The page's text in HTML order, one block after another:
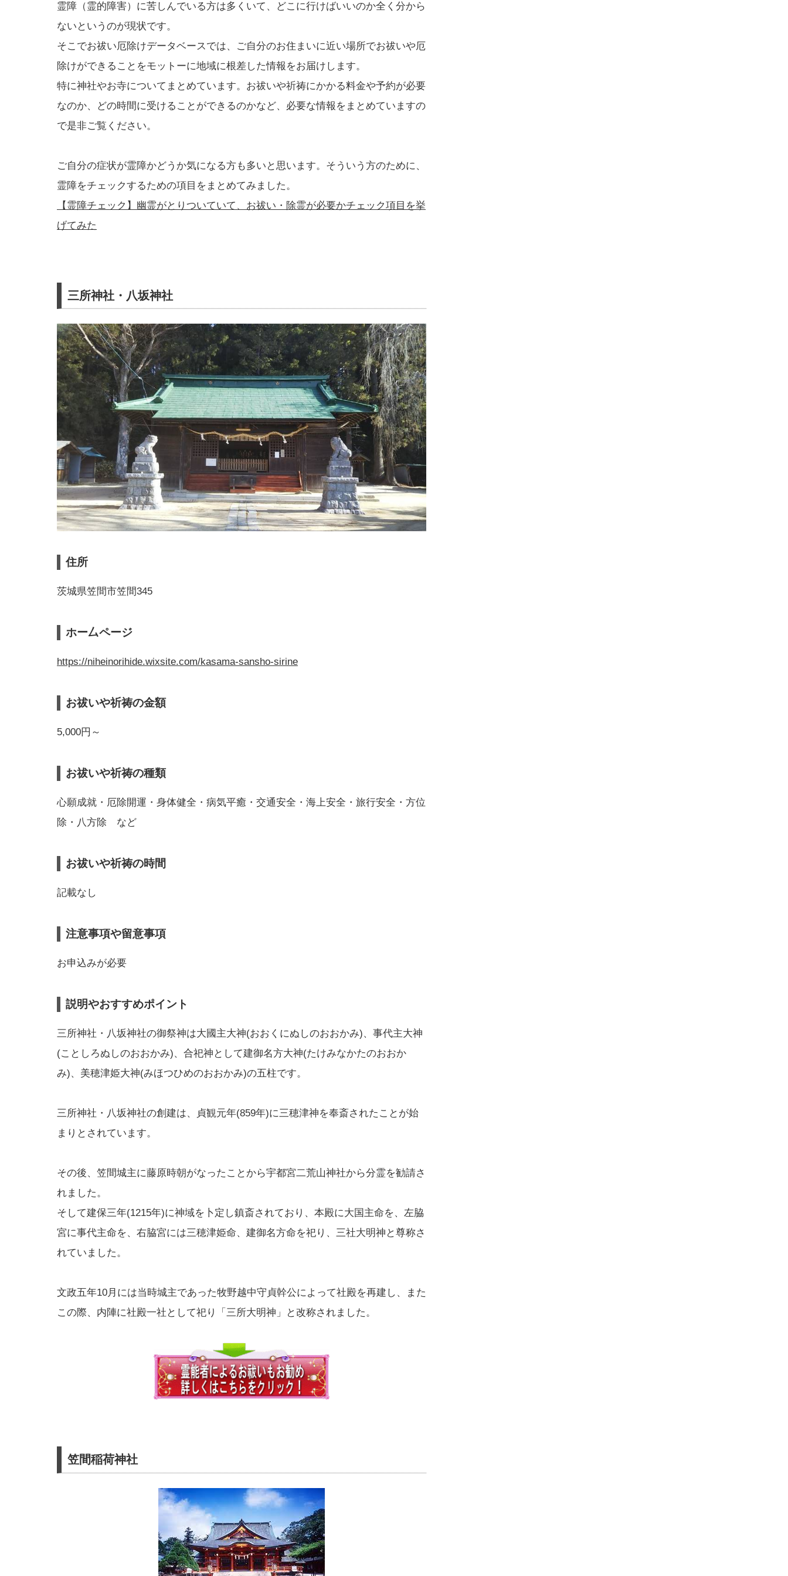
霊障（霊的障害）に苦しんでいる方は多くいて、どこに行けばいいのか全く分から
ないというのが現状です。
そこでお祓い厄除けデータベースでは、ご自分のお住まいに近い場所でお祓いや厄
除けができることをモットーに地域に根差した情報をお届けします。
特に神社やお寺についてまとめています。お祓いや祈祷にかかる料金や予約が必要
なのか、どの時間に受けることができるのかなど、必要な情報をまとめていますの
で是非ご覧ください。
ご自分の症状が霊障かどうか気になる方も多いと思います。そういう方のために、
霊障をチェックするための項目をまとめてみました。
【霊障チェック】幽霊がとりついていて、お祓い・除霊が必要かチェック項目を挙
げてみた
三所神社・八坂神社
住所
茨城県笠間市笠間345
ホー厶ページ
https://niheinorihide.wixsite.com/kasama-sansho-sirine
お祓いや祈祷の金額
5,000円～
お祓いや祈祷の種類
心願成就・厄除開運・身体健全・病気平癒・交通安全・海上安全・旅行安全・方位
除・八方除 など
お祓いや祈祷の時間
記載なし
注意事項や留意事項
お申込みが必要
説明やおすすめポイント
三所神社・八坂神社の御祭神は大國主大神(おおくにぬしのおおかみ)、事代主大神
(ことしろぬしのおおかみ)、合祀神として建御名方大神(たけみなかたのおおか
み)、美穂津姫大神(みほつひめのおおかみ)の五柱です。
三所神社・八坂神社の創建は、貞観元年(859年)に三穂津神を奉斎されたことが始
まりとされています。
その後、笠間城主に藤原時朝がなったことから宇都宮二荒山神社から分霊を勧請さ
れました。
そして建保三年(1215年)に神域を卜定し鎮斎されており、本殿に大国主命を、左脇
宮に事代主命を、右脇宮には三穂津姫命、建御名方命を祀り、三社大明神と尊称さ
れていました。
文政五年10月には当時城主であった牧野越中守貞幹公によって社殿を再建し、また
この際、内陣に社殿一社として祀り「三所大明神」と改称されました。
笠間稲荷神社